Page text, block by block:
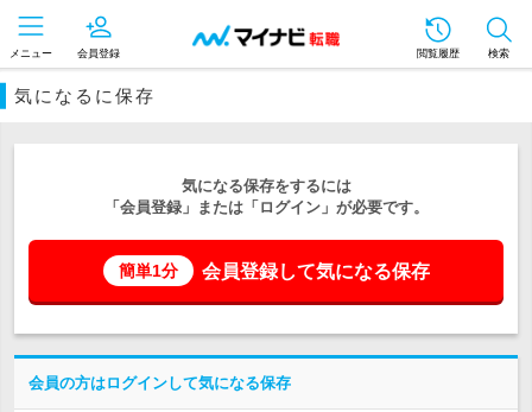
メニュー 会員登録 閲覧履歴 検索
気になるに保存
気になる保存をするには
「会員登録」または「ログイン」が必要です。
簡単1分 会員登録して気になる保存
会員の方はログインして気になる保存